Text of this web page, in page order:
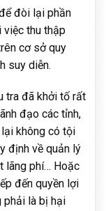
đòi lại phần
việc thu thập
cơ sở quy
suy diễn.
tra đã khởi tố rất
đạo các tỉnh,
lại không có tội
định về quản lý
lãng phí… Hoặc
đến quyền lợi
phải là bị hại